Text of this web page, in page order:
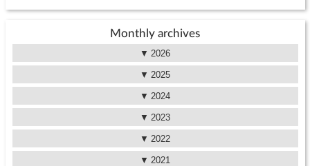
Monthly archives
2026
2025
2024
2023
2022
2021